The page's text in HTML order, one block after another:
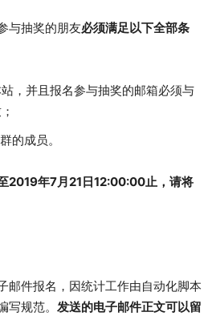
与抽奖的朋友必须满足以下全部条
，并且报名参与抽奖的邮箱必须与
的成员。
2019年7月21日12:00:00止，请将
邮件报名，因统计工作由自动化脚本
写规范。 发送的电子邮件正文可以留